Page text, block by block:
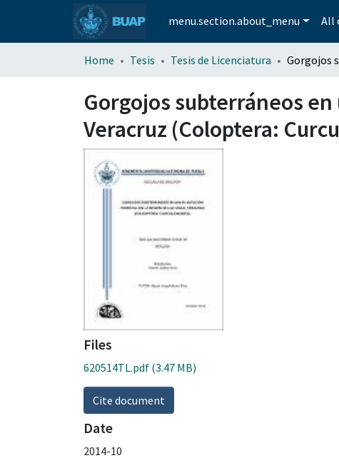
menu.section.about_menu All
Home Tesis Tesis de Licenciatura
Gorgojos subterráneos
Veracruz (Coloptera:
Files
620514TL.pdf (3.47 MB)
Cite document
Date
2014-10